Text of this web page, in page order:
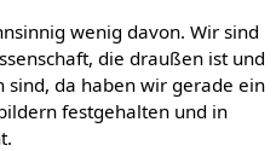
wenig davon. Wir sind
die draußen ist und
da haben wir gerade ein
festgehalten und in